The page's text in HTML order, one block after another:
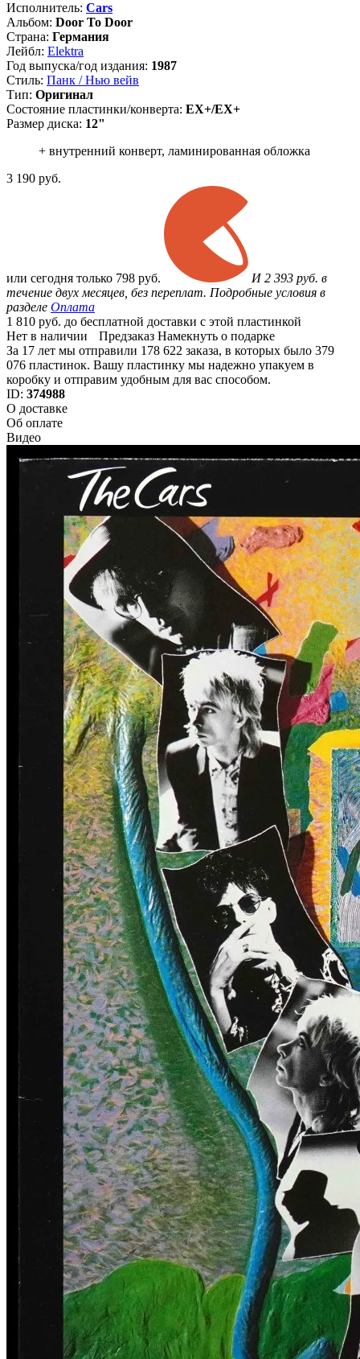
Исполнитель: Cars
Альбом: Door To Door
Страна: Германия
Лейбл: Elektra
Год выпуска/год издания: 1987
Стиль: Панк / Нью вейв
Тип: Оригинал
Состояние пластинки/конверта: EX+/EX+
Размер диска: 12"
+ внутренний конверт, ламинированная обложка
3 190 руб.
или сегодня только 798 руб.
И 2 393 руб. в
течение двух месяцев, без переплат. Подробные условия в
разделе Оплата
1 810 руб. до бесплатной доставки с этой пластинкой
Нет в наличии
Предзаказ Намекнуть о подарке
За 17 лет мы отправили 178 622 заказа, в которых было 379
076 пластинок. Вашу пластинку мы надежно упакуем в
коробку и отправим удобным для вас способом.
ID: 374988
О доставке
Об оплате
Видео